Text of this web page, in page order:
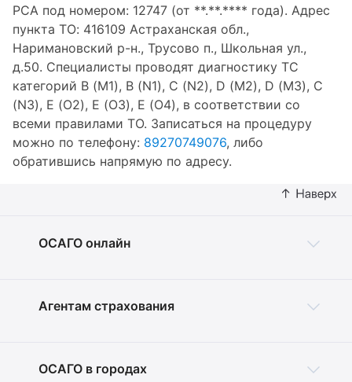
РСА под номером: 12747 (от **.**.**** года). Адрес
пункта ТО: 416109 Астраханская обл.,
Наримановский р-н., Трусово п., Школьная ул.,
д.50. Специалисты проводят диагностику ТС
категорий B (M1), B (N1), C (N2), D (M2), D (M3), C
(N3), E (O2), E (O3), E (O4), в соответствии со
всеми правилами ТО. Записаться на процедуру
можно по телефону: 89270749076, либо
обратившись напрямую по адресу.
ОСАГО онлайн
Агентам страхования
ОСАГО в городах